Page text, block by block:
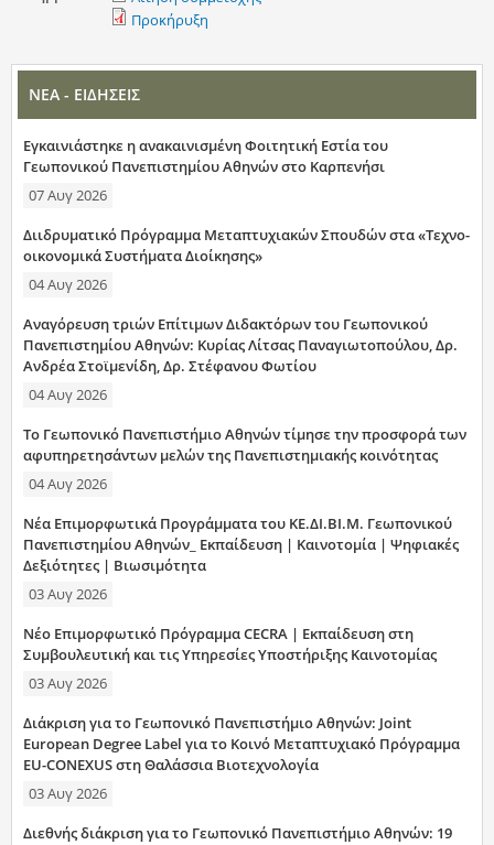
Προκήρυξη
ΝΕΑ - ΕΙΔΗΣΕΙΣ
Εγκαινιάστηκε η ανακαινισμένη Φοιτητική Εστία του
Γεωπονικού Πανεπιστημίου Αθηνών στο Καρπενήσι
07 Αυγ 2026
Διιδρυματικό Πρόγραμμα Μεταπτυχιακών Σπουδών στα «Τεχνο-
οικονομικά Συστήματα Διοίκησης»
04 Αυγ 2026
Αναγόρευση τριών Επίτιμων Διδακτόρων του Γεωπονικού
Πανεπιστημίου Αθηνών: Κυρίας Λίτσας Παναγιωτοπούλου, Δρ.
Ανδρέα Στοϊμενίδη, Δρ. Στέφανου Φωτίου
04 Αυγ 2026
Το Γεωπονικό Πανεπιστήμιο Αθηνών τίμησε την προσφορά των
αφυπηρετησάντων μελών της Πανεπιστημιακής κοινότητας
04 Αυγ 2026
Νέα Επιμορφωτικά Προγράμματα του ΚΕ.ΔΙ.ΒΙ.Μ. Γεωπονικού
Πανεπιστημίου Αθηνών_ Εκπαίδευση | Καινοτομία | Ψηφιακές
Δεξιότητες | Βιωσιμότητα
03 Αυγ 2026
Νέο Επιμορφωτικό Πρόγραμμα CECRA | Εκπαίδευση στη
Συμβουλευτική και τις Υπηρεσίες Υποστήριξης Καινοτομίας
03 Αυγ 2026
Διάκριση για το Γεωπονικό Πανεπιστήμιο Αθηνών: Joint
European Degree Label για το Κοινό Μεταπτυχιακό Πρόγραμμα
EU-CONEXUS στη Θαλάσσια Βιοτεχνολογία
03 Αυγ 2026
Διεθνής διάκριση για το Γεωπονικό Πανεπιστήμιο Αθηνών: 19